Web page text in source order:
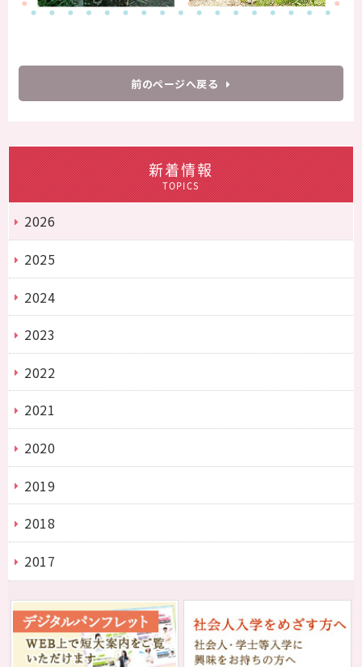
前のページへ戻る
新着情報
TOPICS
2026
2025
2024
2023
2022
2021
2020
2019
2018
2017